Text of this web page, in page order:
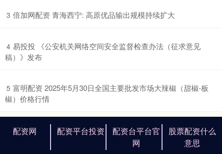
3 ​倍加网配资 青海西宁: 高原优品输出规模持续扩大
4 ​易投投 《公安机关网络空间安全监督检查办法（征求意见
稿）》发布
5 ​富明配资 2025年5月30日全国主要批发市场大辣椒（甜椒-板
椒）价格行情
配资网 配资平台投资
配资台平台官
网
股票配资什么
意思